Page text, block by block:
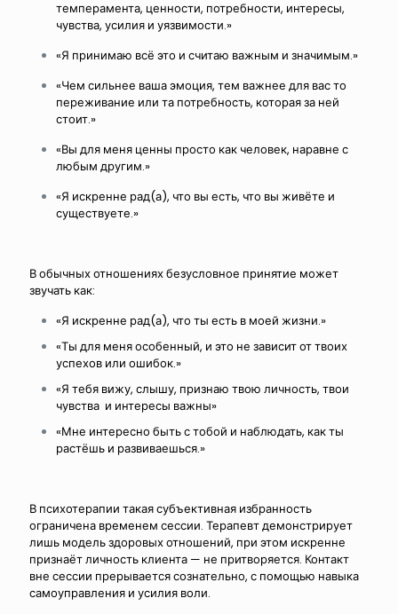
темперамента, ценности, потребности, интересы,
чувства, усилия и уязвимости.»
«Я принимаю всё это и считаю важным и значимым.»
«Чем сильнее ваша эмоция, тем важнее для вас то
переживание или та потребность, которая за ней
стоит.»
«Вы для меня ценны просто как человек, наравне с
любым другим.»
«Я искренне рад(а), что вы есть, что вы живёте и
существуете.»
В обычных отношениях безусловное принятие может
звучать как:
«Я искренне рад(а), что ты есть в моей жизни.»
«Ты для меня особенный, и это не зависит от твоих
успехов или ошибок.»
«Я тебя вижу, слышу, признаю твою личность, твои
чувства и интересы важны»
«Мне интересно быть с тобой и наблюдать, как ты
растёшь и развиваешься.»
В психотерапии такая субъективная избранность
ограничена временем сессии. Терапевт демонстрирует
лишь модель здоровых отношений, при этом искренне
признаёт личность клиента — не притворяется. Контакт
вне сессии прерывается сознательно, с помощью навыка
самоуправления и усилия воли.